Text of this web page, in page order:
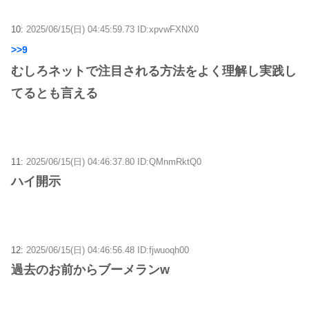
10: 2025/06/15(日) 04:45:59.73 ID:xpvwFXNX0
>>9
むしろネットで注目される方法をよく理解し実践し
てるとも言える
11: 2025/06/15(日) 04:46:37.80 ID:QMnmRktQ0
ハイ開示
12: 2025/06/15(日) 04:46:56.48 ID:fjwuoqh00
過去のお前からブーメランw